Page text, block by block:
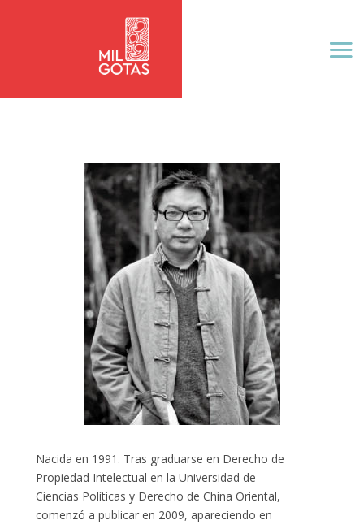
Nacida en 1991. Tras graduarse en Derecho de
Propiedad Intelectual en la Universidad de
Ciencias Políticas y Derecho de China Oriental,
comenzó a publicar en 2009, apareciendo en